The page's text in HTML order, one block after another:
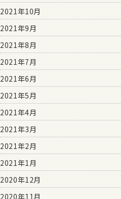
2021年10月
2021年9月
2021年8月
2021年7月
2021年6月
2021年5月
2021年4月
2021年3月
2021年2月
2021年1月
2020年12月
2020年11月